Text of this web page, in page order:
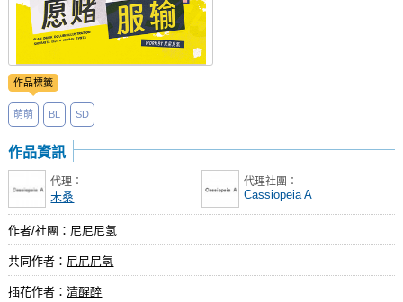
作品標籤
萌萌 BL SD
作品資訊
代理：
木桑
代理社團：
Cassiopeia A
作者/社團：尼尼尼氢
共同作者： 尼尼尼氢
插花作者：清醒醉